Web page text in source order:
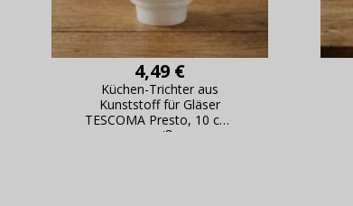
4,49 €
Küchen-Trichter aus
Kunststoff für Gläser
TESCOMA Presto, 10 cm,
weiß